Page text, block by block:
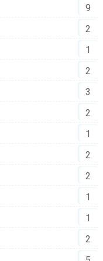
9
2
1
2
3
2
1
2
2
1
1
2